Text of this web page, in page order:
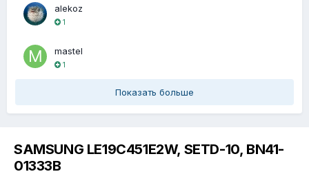
alekoz
1
mastel
1
Показать больше
SAMSUNG LE19C451E2W, SETD-10, BN41-
01333B